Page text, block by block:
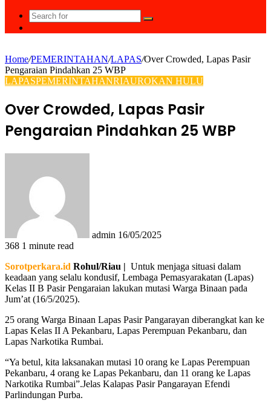
Search
for
Home/PEMERINTAHAN/LAPAS/Over Crowded, Lapas Pasir
Pengaraian Pindahkan 25 WBP
LAPASPEMERINTAHANRIAUROKAN HULU
Over Crowded, Lapas Pasir
Pengaraian Pindahkan 25 WBP
admin 16/05/2025
368 1 minute read
Sorotperkara.id Rohul/Riau | Untuk menjaga situasi dalam
keadaan yang selalu kondusif, Lembaga Pemasyarakatan (Lapas)
Kelas II B Pasir Pengaraian lakukan mutasi Warga Binaan pada
Jum’at (16/5/2025).
25 orang Warga Binaan Lapas Pasir Pangarayan diberangkat kan ke
Lapas Kelas II A Pekanbaru, Lapas Perempuan Pekanbaru, dan
Lapas Narkotika Rumbai.
“Ya betul, kita laksanakan mutasi 10 orang ke Lapas Perempuan
Pekanbaru, 4 orang ke Lapas Pekanbaru, dan 11 orang ke Lapas
Narkotika Rumbai”.Jelas Kalapas Pasir Pangarayan Efendi
Parlindungan Purba.